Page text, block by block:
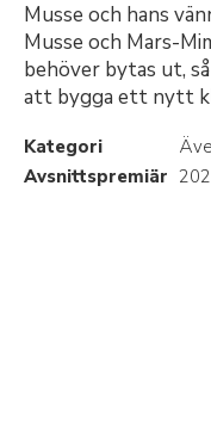
Musse och hans
Musse och Mars-
behöver bytas ut,
att bygga ett nytt
Kategori
Avsnittspremiär